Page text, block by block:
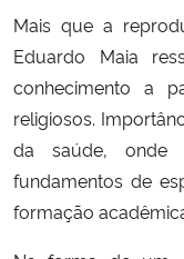
Mais que a
Eduardo Maia
conhecimento a
religiosos.
da saúde, onde
fundamentos de
formação